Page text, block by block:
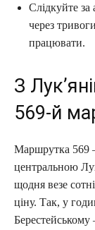
Слідкуйте
через
працювати.
З
569-й
Маршрутка 569
центральною
щодня везе
ціну. Так, у